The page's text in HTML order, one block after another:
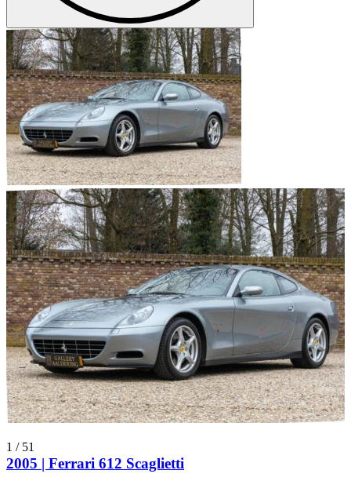
1 / 51
2005 | Ferrari 612 Scaglietti